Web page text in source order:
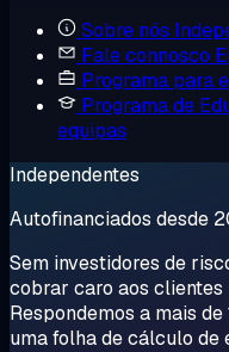
Sobre nós
Fale connosco
Programa para
Programa de
equipas
Independentes
Autofinanciados desde
Sem investidores de
cobrar caro aos clientes
Respondemos a mais
uma folha de cálculo de